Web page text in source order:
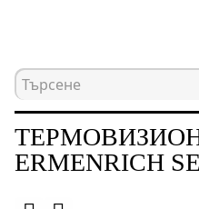
Начална страница
ERMENRICH